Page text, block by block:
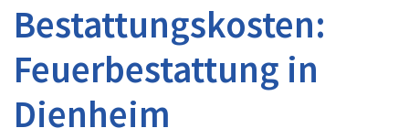
Bestattungskosten:
Feuerbestattung in
Dienheim